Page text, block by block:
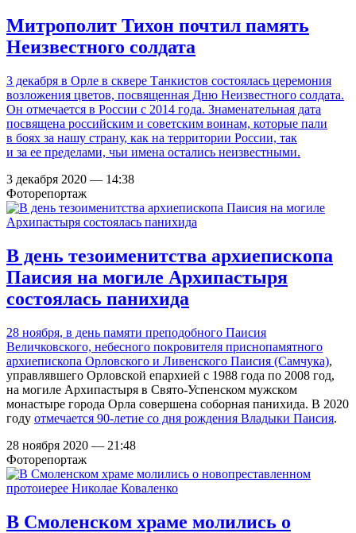
Митрополит Тихон почтил память
Неизвестного солдата
3 декабря в Орле в сквере Танкистов состоялась церемония
возложения цветов, посвященная Дню Неизвестного солдата.
Он отмечается в России с 2014 года. Знаменательная дата
посвящена российским и советским воинам, которые пали
в боях за нашу страну, как на территории России, так
и за ее пределами, чьи имена остались неизвестными.
3 декабря 2020 — 14:38
Фоторепортаж
В день тезоименитства архиепископа
Паисия на могиле Архипастыря
состоялась панихида
28 ноября, в день памяти преподобного Паисия
Величковского, небесного покровителя приснопамятного
архиепископа Орловского и Ливенского Паисия (Самчука),
управлявшего Орловской епархией с 1988 года по 2008 год,
на могиле Архипастыря в Свято-Успенском мужском
монастыре города Орла совершена соборная панихида. В 2020
году отмечается 90-летие со дня рождения Владыки Паисия.
28 ноября 2020 — 21:48
Фоторепортаж
В Смоленском храме молились о